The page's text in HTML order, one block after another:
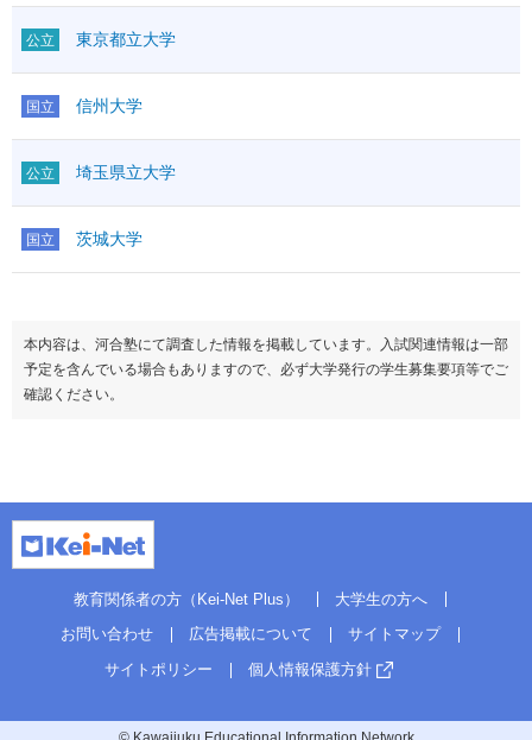
公立 東京都立大学
国立 信州大学
公立 埼玉県立大学
国立 茨城大学
本内容は、河合塾にて調査した情報を掲載しています。入試関連情報は一部
予定を含んでいる場合もありますので、必ず大学発行の学生募集要項等でご
確認ください。
教育関係者の方（Kei-Net Plus）
大学生の方へ
お問い合わせ
広告掲載について
サイトマップ
サイトポリシー
個人情報保護方針